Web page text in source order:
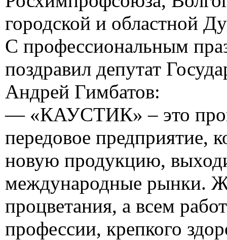
городской и областной
С профессиональным
поздравил депутат
Андрей Гимбатов:
— «КАУСТИК» – это
передовое предприятие,
новую продукцию,
международные рынки.
процветания, а всем
профессии, крепкого